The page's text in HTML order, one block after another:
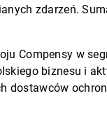
zdarzeń.
Compensy w
biznesu i
dostawców